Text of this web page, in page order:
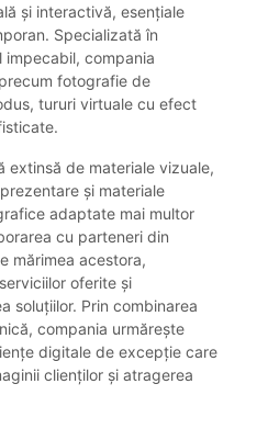
și interactivă, esențiale
Specializată în
compania
fotografie de
tururi virtuale cu efect
extinsă de materiale vizuale,
și materiale
adaptate mai multor
cu parteneri din
mărimea acestora,
oferite și
soluțiilor. Prin combinarea
compania urmărește
digitale de excepție care
clienților și atragerea